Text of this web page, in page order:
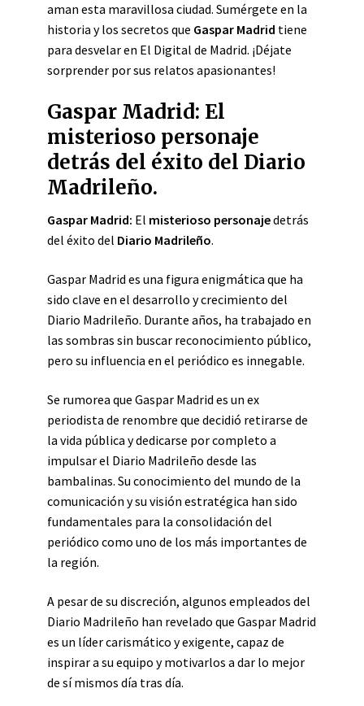
aman esta maravillosa ciudad. Sumérgete en la
historia y los secretos que Gaspar Madrid tiene
para desvelar en El Digital de Madrid. ¡Déjate
sorprender por sus relatos apasionantes!
Gaspar Madrid: El
misterioso personaje
detrás del éxito del Diario
Madrileño.
Gaspar Madrid: El misterioso personajedetrás
del éxito del Diario Madrileño.
Gaspar Madrid es una figura enigmática que ha
sido clave en el desarrollo y crecimiento del
Diario Madrileño. Durante años, ha trabajado en
las sombras sin buscar reconocimiento público,
pero su influencia en el periódico es innegable.
Se rumorea que Gaspar Madrid es un ex
periodista de renombre que decidió retirarse de
la vida pública y dedicarse por completo a
impulsar el Diario Madrileño desde las
bambalinas. Su conocimiento del mundo de la
comunicación y su visión estratégica han sido
fundamentales para la consolidación del
periódico como uno de los más importantes de
la región.
A pesar de su discreción, algunos empleados del
Diario Madrileño han revelado que Gaspar Madrid
es un líder carismático y exigente, capaz de
inspirar a su equipo y motivarlos a dar lo mejor
de sí mismos día tras día.